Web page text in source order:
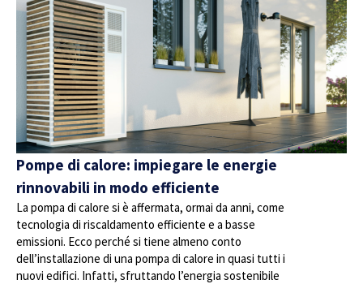
Pompe di calore: impiegare le energie
rinnovabili in modo efficiente
La pompa di calore si è affermata, ormai da anni, come
tecnologia di riscaldamento efficiente e a basse
emissioni. Ecco perché si tiene almeno conto
dell’installazione di una pompa di calore in quasi tutti i
nuovi edifici. Infatti, sfruttando l’energia sostenibile